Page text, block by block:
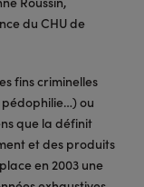
du CHU de
fins criminelles
pédophilie…) ou
que la définit
et des produits
en 2003 une